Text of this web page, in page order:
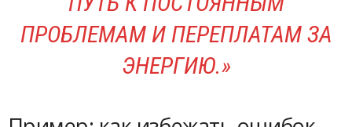
ПРОБЛЕМАМ И ПЕРЕПЛАТАМ ЗА
ЭНЕРГИЮ.»